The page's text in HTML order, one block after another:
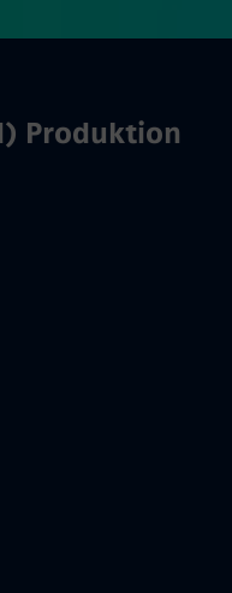
Produktion